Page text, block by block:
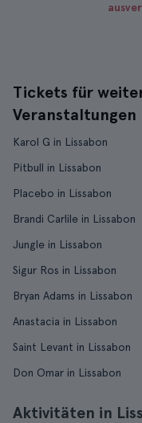
Tickets für
Veranstaltungen
Karol G in Lissabon
Pitbull in Lissabon
Placebo in Lissabon
Brandi Carlile in Lissabon
Jungle in Lissabon
Sigur Ros in Lissabon
Bryan Adams in Lissabon
Anastacia in Lissabon
Saint Levant in Lissabon
Don Omar in Lissabon
Aktivitäten in